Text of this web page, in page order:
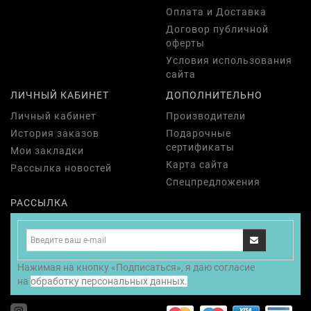
Оплата и Доставка
Договор публичной
оферты
Условия использования
сайта
ЛИЧНЫЙ КАБИНЕТ
Личный кабинет
История заказов
Мои закладки
Рассылка новостей
ДОПОЛНИТЕЛЬНО
Производители
Подарочные
сертификаты
Карта сайта
Спецпредложения
РАССЫЛКА
Нажимая на кнопку «Подписаться», я даю cогласие
на обработку персональных данных.